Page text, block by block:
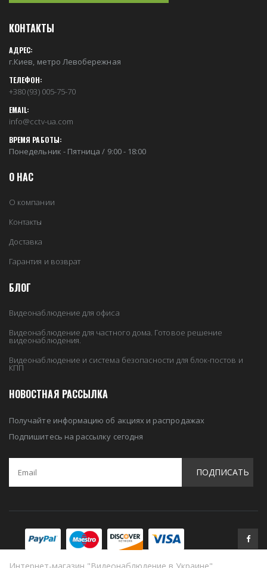
КОНТАКТЫ
АДРЕС:
г.Киев, метро Левобережная
ТЕЛЕФОН:
+380 (93) 005-75-70
EMAIL:
info@cctv-ua.com
ВРЕМЯ РАБОТЫ:
Понедельник - Пятница / 9:00 - 18:00
О НАС
О компании
Контакты
Доставка
Гарантия и возврат
БЛОГ
Видеонаблюдение для офиса
Видеонаблюдение для частного дома. Готовое решение
видеонаблюдения.
Видеонаблюдение и система безопасности для блок-постов и
КПП
НОВОСТНАЯ РАССЫЛКА
Получайте информацию об акциях и распродажах
Подпишитесь на рассылку сегодня
ПОДПИСАТЬ